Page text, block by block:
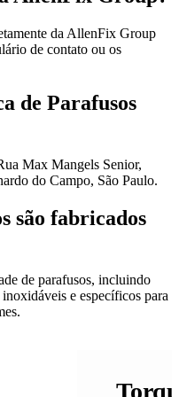
da AllenFix Group
de contato ou os
de Parafusos
Max Mangels Senior,
do Campo, São Paulo.
são fabricados
de parafusos, incluindo
e específicos para